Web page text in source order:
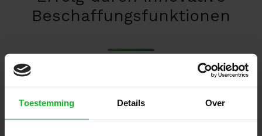
Toestemming Details Over
Beschaffungsfunktionen